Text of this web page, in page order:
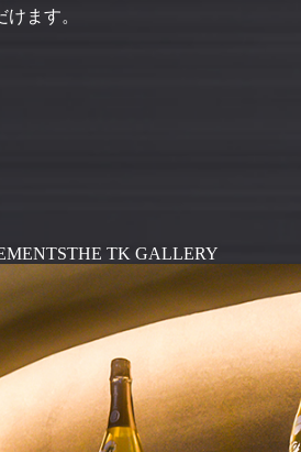
ます。
THE TK GALLERY